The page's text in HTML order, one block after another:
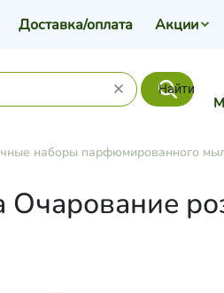
Найти
Доставка/оплата Акции
наборы парфюмированного